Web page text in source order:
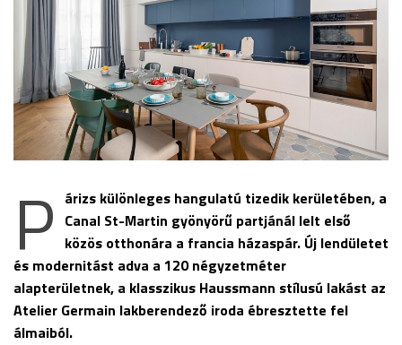
P árizs különleges hangulatú tizedik kerületében, a
Canal St-Martin gyönyörű partjánál lelt első
közös otthonára a francia házaspár. Új lendületet
és modernitást adva a 120 négyzetméter
alapterületnek, a klasszikus Haussmann stílusú lakást az
Atelier Germain lakberendező iroda ébresztette fel
álmaiból.